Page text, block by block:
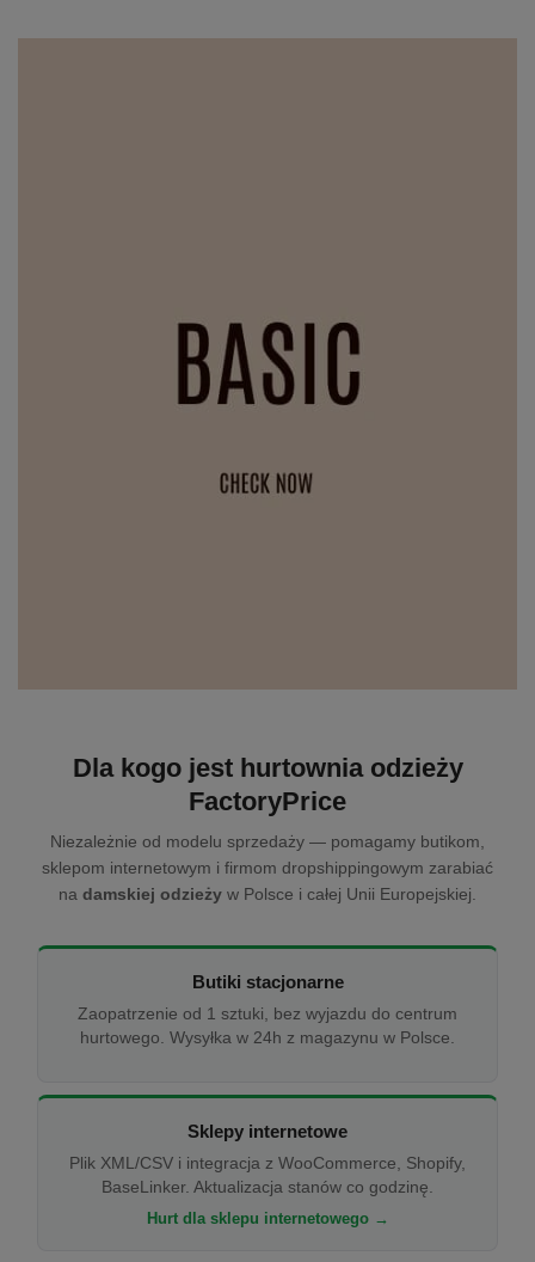
Dla kogo jest hurtownia odzieży
FactoryPrice
Niezależnie od modelu sprzedaży — pomagamy butikom,
sklepom internetowym i firmom dropshippingowym zarabiać
na damskiej odzieży w Polsce i całej Unii Europejskiej.
Butiki stacjonarne
Zaopatrzenie od 1 sztuki, bez wyjazdu do centrum
hurtowego. Wysyłka w 24h z magazynu w Polsce.
Sklepy internetowe
Plik XML/CSV i integracja z WooCommerce, Shopify,
BaseLinker. Aktualizacja stanów co godzinę.
Hurt dla sklepu internetowego →